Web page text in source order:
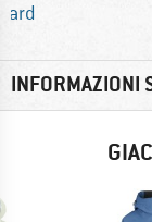
INFORMAZIONI